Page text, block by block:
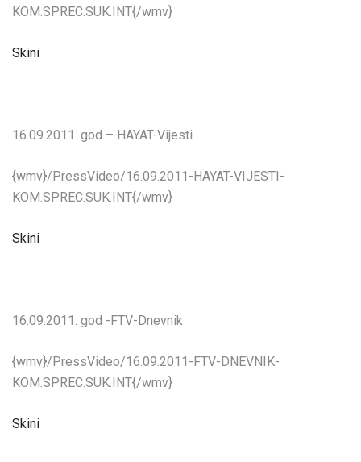
KOM.SPREC.SUK.INT{/wmv}
Skini
16.09.2011. god – HAYAT-Vijesti
{wmv}/PressVideo/16.09.2011-HAYAT-VIJESTI-
KOM.SPREC.SUK.INT{/wmv}
Skini
16.09.2011. god -FTV-Dnevnik
{wmv}/PressVideo/16.09.2011-FTV-DNEVNIK-
KOM.SPREC.SUK.INT{/wmv}
Skini